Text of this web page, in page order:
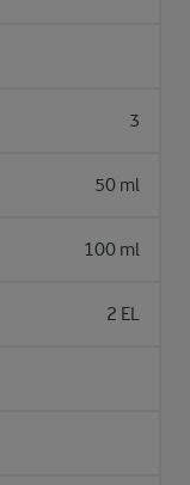
3
50 ml
100 ml
2 EL